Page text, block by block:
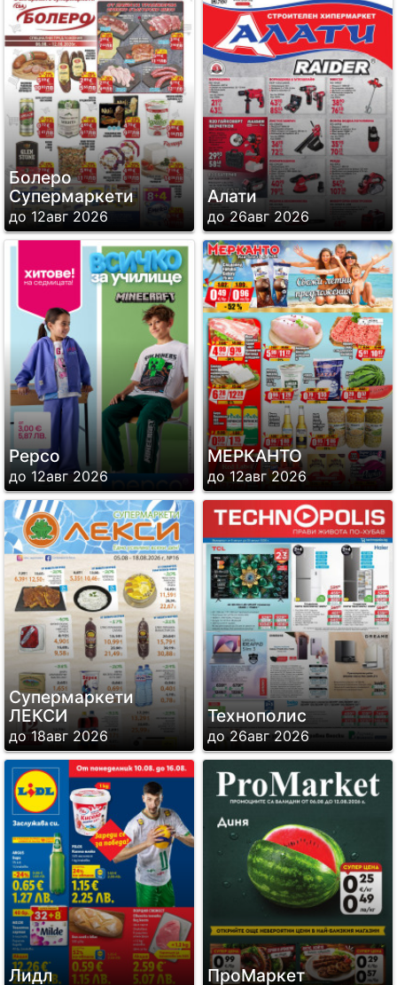
Болеро
Супермаркети
до 12авг 2026
Алати
до 26авг 2026
Pepco
до 12авг 2026
МЕРКАНТО
до 12авг 2026
Супермаркети
ЛЕКСИ
до 18авг 2026
Технополис
до 26авг 2026
Лидл ПроМаркет